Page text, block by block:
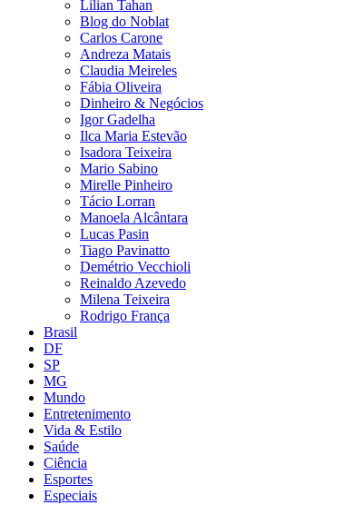
Lilian Tahan
Blog do Noblat
Carlos Carone
Andreza Matais
Claudia Meireles
Fábia Oliveira
Dinheiro & Negócios
Igor Gadelha
Ilca Maria Estevão
Isadora Teixeira
Mario Sabino
Mirelle Pinheiro
Tácio Lorran
Manoela Alcântara
Lucas Pasin
Tiago Pavinatto
Demétrio Vecchioli
Reinaldo Azevedo
Milena Teixeira
Rodrigo França
Brasil
DF
SP
MG
Mundo
Entretenimento
Vida & Estilo
Saúde
Ciência
Esportes
Especiais